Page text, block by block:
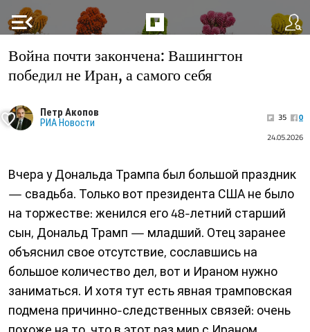
menu_open
Война почти закончена: Вашингтон
победил не Иран, а самого себя
Петр Акопов
РИА Новости 35
0
24.05.2026
Вчера у Дональда Трампа был большой праздник
— свадьба. Только вот президента США не было
на торжестве: женился его 48-летний старший
сын, Дональд Трамп — младший. Отец заранее
объяснил свое отсутствие, сославшись на
большое количество дел, вот и Ираном нужно
заниматься. И хотя тут есть явная трамповская
подмена причинно-следственных связей: очень